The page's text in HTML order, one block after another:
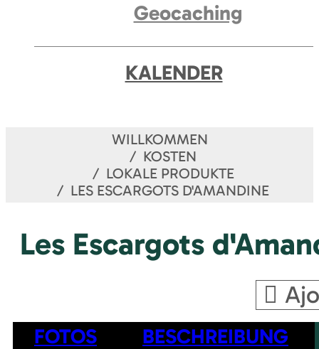
Geocaching
KALENDER
WILLKOMMEN
KOSTEN
LOKALE PRODUKTE
LES ESCARGOTS D'AMANDINE
Les Escargots
FOTOS BESCHREIBUNG